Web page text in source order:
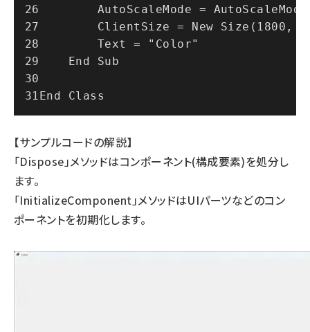
AutoScaleMode =
ClientSize = New Size(1800,
        Text = "Color"
    End Sub
End Class
【サンプルコードの解説】
「Dispose」メソッドはコンポーネント(構成要素)を処分し
ます。
「InitializeComponent」メソッドはUIパーツなどのコン
ポーネントを初期化します。